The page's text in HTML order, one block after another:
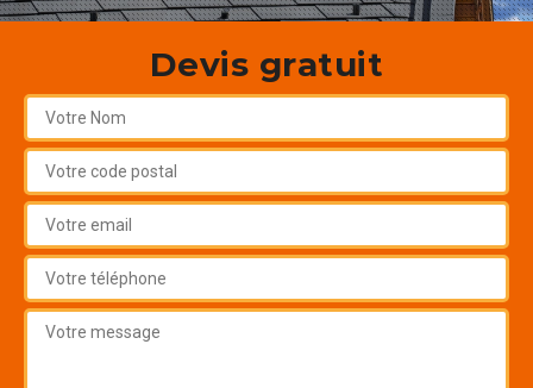
Devis gratuit